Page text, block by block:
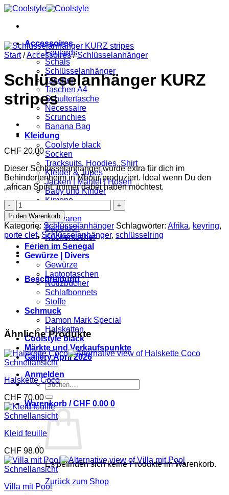
Zum
springen
Accessoires
Foulards
Schals
Schlüsselanhänger
Taschen
Taschen A4
Schultertasche
Necessaire
Scrunchies
Banana Bag
Kleidung
Coolstyle black
Socken
Tracksuits, Hoodies, Shirt
Kleider & Jupes
Jacken | Mäntel | Hosen
Baby und Kinder
Kimono
Home
Bettwaren
Badetuch
Küchentücher
Ferien im Senegal
Gewürze | Divers
Gewürze
Laptoptaschen
Notizbücher
Schlafbonnets
Stoffe
Schmuck
Damon Mark Special
Halsketten
Coolstyle black
Märkte und Verkaufspunkte
Gallery April 2026
Anmelden
Suchen
nach:
Warenkorb /CHF 0.00 0
Es befinden sich keine Produkte im Warenkorb.
Zurück zum Shop
Start /Accessoires / Schlüsselanhänger
Schlüsselanhänger KURZ
stripes
CHF 20.00
Dieser Schlüsselanhänger wurde extra für dich im
Behindertenheim in Mbour produziert. Ideal wenn Du den
„african Spirit“ immer dabei haben möchtest.
Schlüsselanhänger
KURZ
stripes
Menge
In den Warenkorb
Kategorie: Schlüsselanhänger Schlagwörter: Afrika, keyring,
porte clef, Schlüsselanhänger, schlüsselring
Beschreibung
Ähnliche Produkte
Schnellansicht
Halskette Coco
CHF 70.00
Schnellansicht
Kleid feuille
CHF 98.00
Schnellansicht
Villa mit Pool